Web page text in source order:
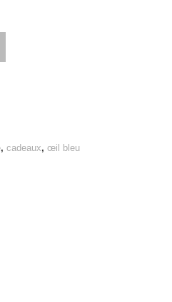
,cadeaux,œil bleu